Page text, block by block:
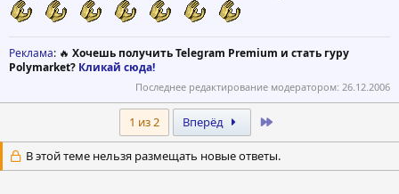
Реклама: 🔥 Хочешь получить Telegram Premium и стать гуру
Polymarket? Кликай сюда!
Последнее редактирование модератором: 26.12.2006
1 из 2 Вперёд
В этой теме нельзя размещать новые ответы.